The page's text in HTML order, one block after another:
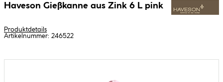
Haveson Gießkanne aus Zink 6 L pink
Produktdetails
Artikelnummer: 246522